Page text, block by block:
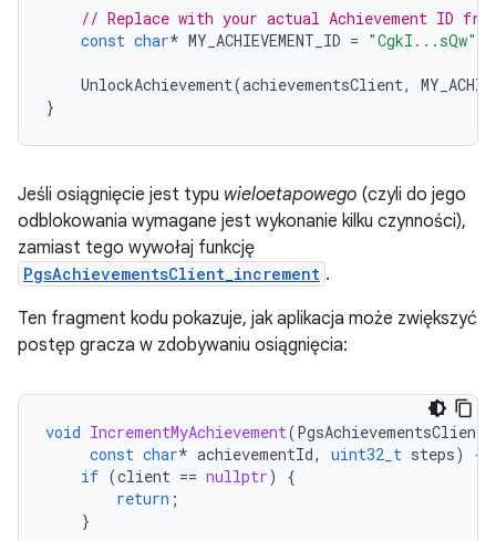
// Replace with your actual Achievement ID
const char* MY_ACHIEVEMENT_ID = "CgkI...sQw"
UnlockAchievement(achievementsClient,
}
Jeśli osiągnięcie jest typu wieloetapowego (czyli do jego
odblokowania wymagane jest wykonanie kilku czynności),
zamiast tego wywołaj funkcję
PgsAchievementsClient_increment .
Ten fragment kodu pokazuje, jak aplikacja może zwiększyć
postęp gracza w zdobywaniu osiągnięcia:
void IncrementMyAchievement(PgsAchievementsClient
const char* achievementId, uint32_t steps)
{
if (client == nullptr)
{
return ;
}